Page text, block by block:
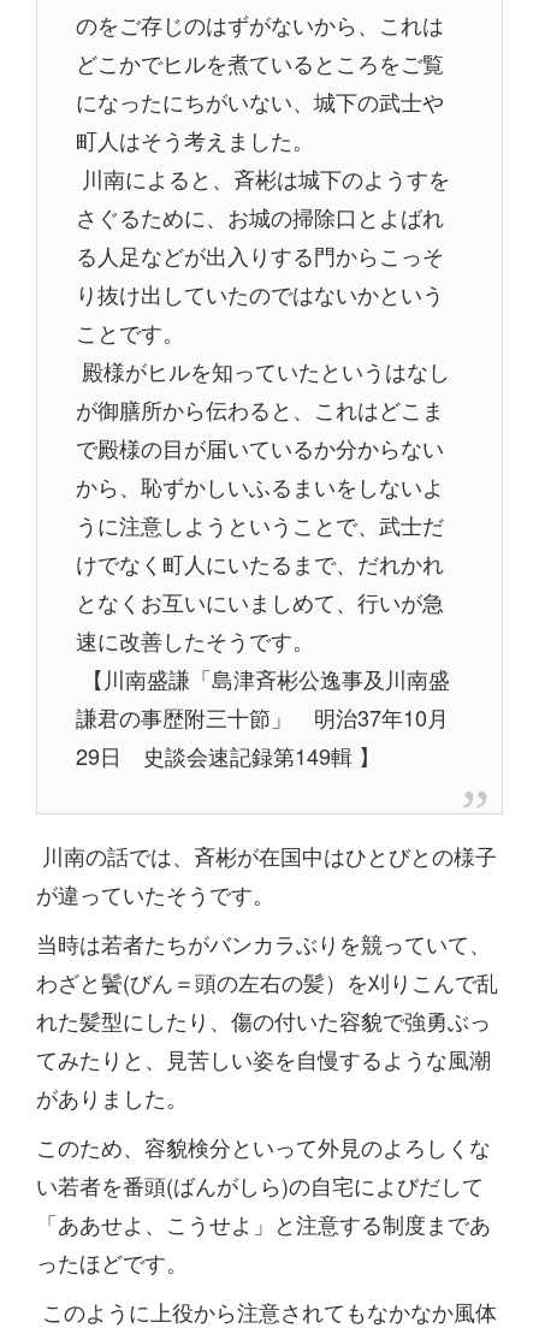
のをご存じのはずがないから、これは
どこかでヒルを煮ているところをご覧
になったにちがいない、城下の武士や
町人はそう考えました。
川南によると、斉彬は城下のようすを
さぐるために、お城の掃除口とよばれ
る人足などが出入りする門からこっそ
り抜け出していたのではないかという
ことです。
殿様がヒルを知っていたというはなし
が御膳所から伝わると、これはどこま
で殿様の目が届いているか分からない
から、恥ずかしいふるまいをしないよ
うに注意しようということで、武士だ
けでなく町人にいたるまで、だれかれ
となくお互いにいましめて、行いが急
速に改善したそうです。
【川南盛謙「島津斉彬公逸事及川南盛
謙君の事歴附三十節」 明治37年10月
29日 史談会速記録第149輯 】
川南の話では、斉彬が在国中はひとびとの様子
が違っていたそうです。
当時は若者たちがバンカラぶりを競っていて、
わざと鬢(びん＝頭の左右の髪）を刈りこんで乱
れた髪型にしたり、傷の付いた容貌で強勇ぶっ
てみたりと、見苦しい姿を自慢するような風潮
がありました。
このため、容貌検分といって外見のよろしくな
い若者を番頭(ばんがしら)の自宅によびだして
「ああせよ、こうせよ」と注意する制度まであ
ったほどです。
このように上役から注意されてもなかなか風体